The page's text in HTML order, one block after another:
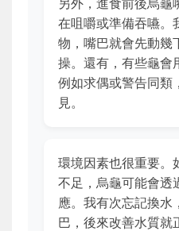
另外，進食前後烏龜
在咀嚼或準備吞嚥。
物，嘴巴就會先動幾
操。還有，有些龜會
例如求偶或警告同類
見。
環境因素也很重要。
不足，烏龜可能會透
應。我有次忘記換水
巴，後來改善水質就